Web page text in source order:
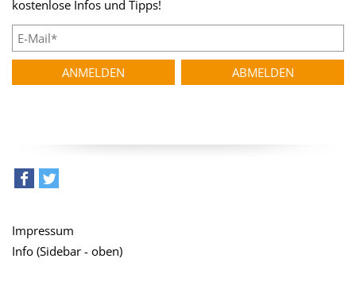
kostenlose Infos und Tipps!
Impressum
Info (Sidebar - oben)